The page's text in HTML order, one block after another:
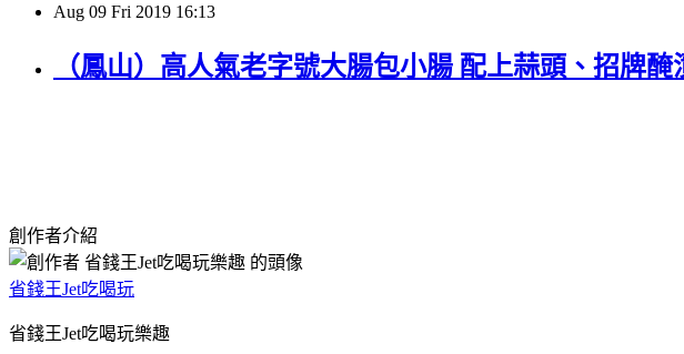
Aug 09 Fri 2019 16:13
（鳳山）高人氣老字號大腸包小腸 配上蒜頭、招牌
創作者介紹
省錢王Jet吃喝玩
省錢王Jet吃喝玩樂趣